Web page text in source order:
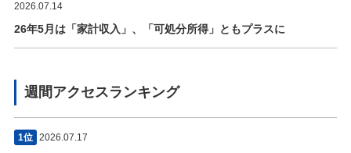
2026.07.14
26年5月は「家計収入」、「可処分所得」ともプラスに
週間アクセスランキング
1位 2026.07.17